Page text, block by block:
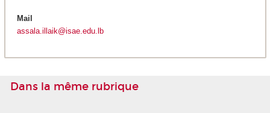
Mail
assala.illaik@isae.edu.lb
Dans la même rubrique